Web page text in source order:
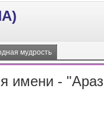
мудрость
имени -